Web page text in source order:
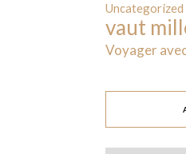
Uncategorized
vaut
Voyager